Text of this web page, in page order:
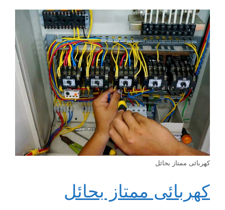
كهربائى ممتاز بحائل
كهربائى ممتاز بحائل